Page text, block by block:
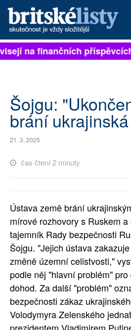
PŘIHLÁSIT
ARCHIV
ROZHOVORY
TÉMATA
NEJČTENĚJŠÍ ZA 7 DNÍ
PŘÍSPĚVKY NA PROVOZ
SOCIÁLNÍ SÍTĚ
RUBRIKY
PLNÁ VERZE STRÁNEK
na finančních
Šojgu:
brání
21. 3. 2025
čas čtení 2 minuty
Ústava země brání
mírové rozhovory s Ruskem
tajemník Rady bezpečnosti
Šojgu. "Jejich ústava
změně územní celistvosti,"
podle něj "hlavní problém"
dohod. Za další "problém"
bezpečnosti zákaz
Volodymyra Zelenského